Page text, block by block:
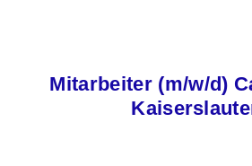
Mitarbeiter (m/w/d)